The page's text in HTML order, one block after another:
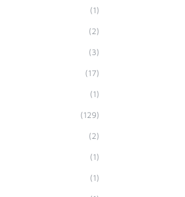
(1)
(2)
(3)
(17)
(1)
(129)
(2)
(1)
(1)